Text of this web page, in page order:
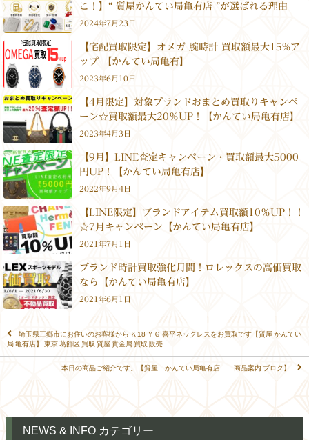
こ！】“ 質屋かんてい局亀有店 ”が選ばれる理由
2024年7月23日
【宅配買取限定】オメガ 腕時計 買取額最大15%ア
ップ 【かんてい局亀有】
2023年6月10日
【4月限定】対象ブランドおまとめ買取りキャンペ
ーン☆買取額最大20％UP！【かんてい局亀有店】
2023年4月3日
【9月】LINE査定キャンペーン・買取額最大5000
円UP！【かんてい局亀有店】
2022年9月4日
【LINE限定】ブランドアイテム買取額10％UP！！
☆7月キャンペーン【かんてい局亀有店】
2021年7月1日
ブランド時計買取強化月間！ロレックスの高価買取
なら【かんてい局亀有店】
2021年6月1日
埼玉県三郷市にお住いのお客様から Ｋ18 ＹＧ 喜平ネックレスをお買取です【質屋 かんてい
局 亀有店】 東京 葛飾区 買取 質屋 貴金属 買取 販売
本日の商品ご紹介です。【質屋 かんてい局亀有店 商品案内 ブログ】
NEWS & INFO カテゴリー